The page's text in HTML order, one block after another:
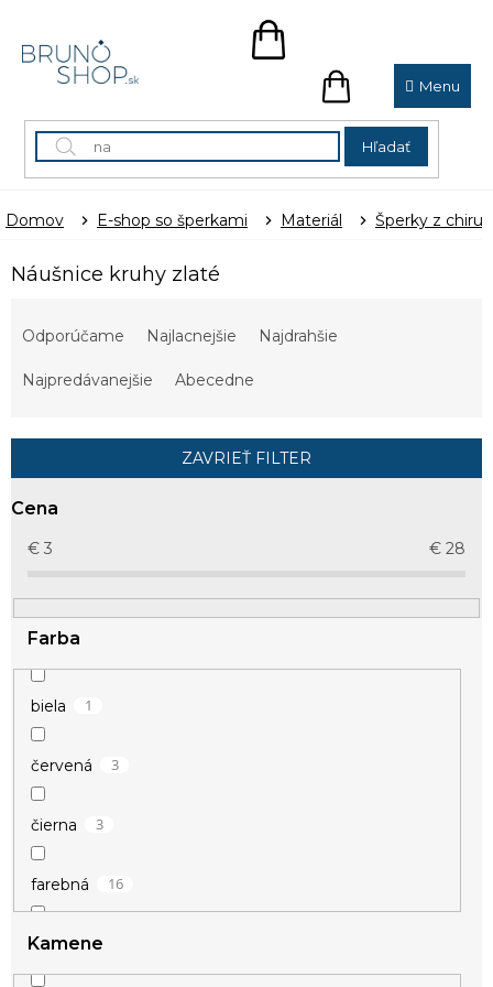
obsah
Hľadať
NÁKUPNÝ
NÁKUPNÝ
KOŠÍK
Domov E-shop so šperkami Materiál Šperky z
Náušnice kruhy zlaté
p
r
k
t
v
Odporúčame Najlacnejšie Najdrahšie
Najpredávanejšie Abecedne
ZAVRIEŤ FILTER
Cena
€ 3 € 28
Farba
biela 1
červená 3
čierna 3
farebná 16
fialová 4
Kamene